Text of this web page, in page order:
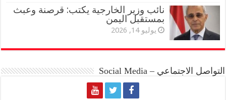
نائب وزير الخارجية يكتب: قرصنة وعبث
بمستقبل اليمن
يوليو 14, 2026
التواصل الاجتماعي – Social Media